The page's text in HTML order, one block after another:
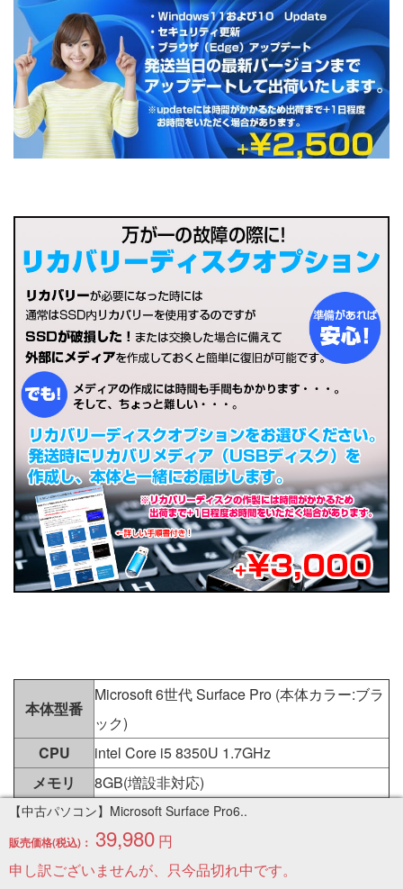
本体型番
Microsoft 6世代 Surface Pro (本体カラー:ブラ
ック)
CPU
intel Core i5 8350U 1.7GHz
メモリ
8GB(増設非対応)
HDD
SSD 256 GB
ディスプレ
イ/解像度
ディスプレイ : 12.3 インチ PixelSense ディ
スプレイ
【中古パソコン】Microsoft Surface Pro6..
販売価格(税込)： 39,980 円
申し訳ございませんが、只今品切れ中です。